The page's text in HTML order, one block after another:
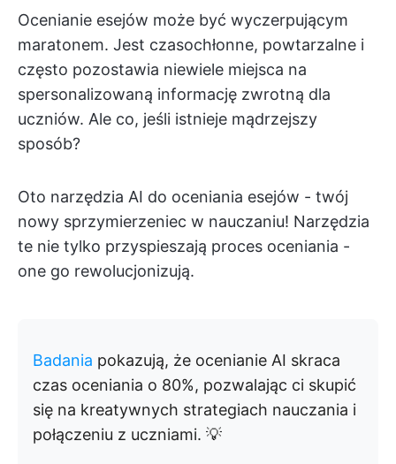
Ocenianie esejów może być wyczerpującym
maratonem. Jest czasochłonne, powtarzalne i
często pozostawia niewiele miejsca na
spersonalizowaną informację zwrotną dla
uczniów. Ale co, jeśli istnieje mądrzejszy
sposób?
Oto narzędzia AI do oceniania esejów - twój
nowy sprzymierzeniec w nauczaniu! Narzędzia
te nie tylko przyspieszają proces oceniania -
one go rewolucjonizują.
Badania pokazują, że ocenianie AI skraca
czas oceniania o 80%, pozwalając ci skupić
się na kreatywnych strategiach nauczania i
połączeniu z uczniami. 💡